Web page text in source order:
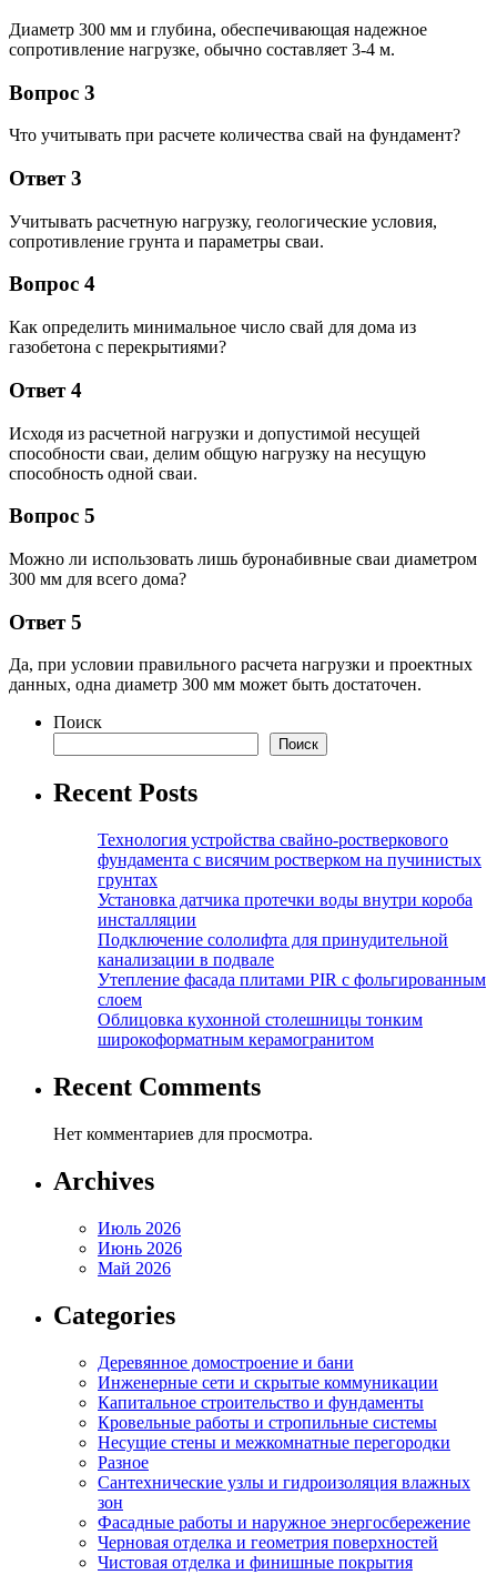
Диаметр 300 мм и глубина, обеспечивающая надежное
сопротивление нагрузке, обычно составляет 3-4 м.
Вопрос 3
Что учитывать при расчете количества свай на фундамент?
Ответ 3
Учитывать расчетную нагрузку, геологические условия,
сопротивление грунта и параметры сваи.
Вопрос 4
Как определить минимальное число свай для дома из
газобетона с перекрытиями?
Ответ 4
Исходя из расчетной нагрузки и допустимой несущей
способности сваи, делим общую нагрузку на несущую
способность одной сваи.
Вопрос 5
Можно ли использовать лишь буронабивные сваи диаметром
300 мм для всего дома?
Ответ 5
Да, при условии правильного расчета нагрузки и проектных
данных, одна диаметр 300 мм может быть достаточен.
Поиск
Поиск
Recent Posts
Технология устройства свайно-ростверкового
фундамента с висячим ростверком на пучинистых
грунтах
Установка датчика протечки воды внутри короба
инсталляции
Подключение сололифта для принудительной
канализации в подвале
Утепление фасада плитами PIR с фольгированным
слоем
Облицовка кухонной столешницы тонким
широкоформатным керамогранитом
Recent Comments
Нет комментариев для просмотра.
Archives
Июль 2026
Июнь 2026
Май 2026
Categories
Деревянное домостроение и бани
Инженерные сети и скрытые коммуникации
Капитальное строительство и фундаменты
Кровельные работы и стропильные системы
Несущие стены и межкомнатные перегородки
Разное
Сантехнические узлы и гидроизоляция влажных
зон
Фасадные работы и наружное энергосбережение
Черновая отделка и геометрия поверхностей
Чистовая отделка и финишные покрытия